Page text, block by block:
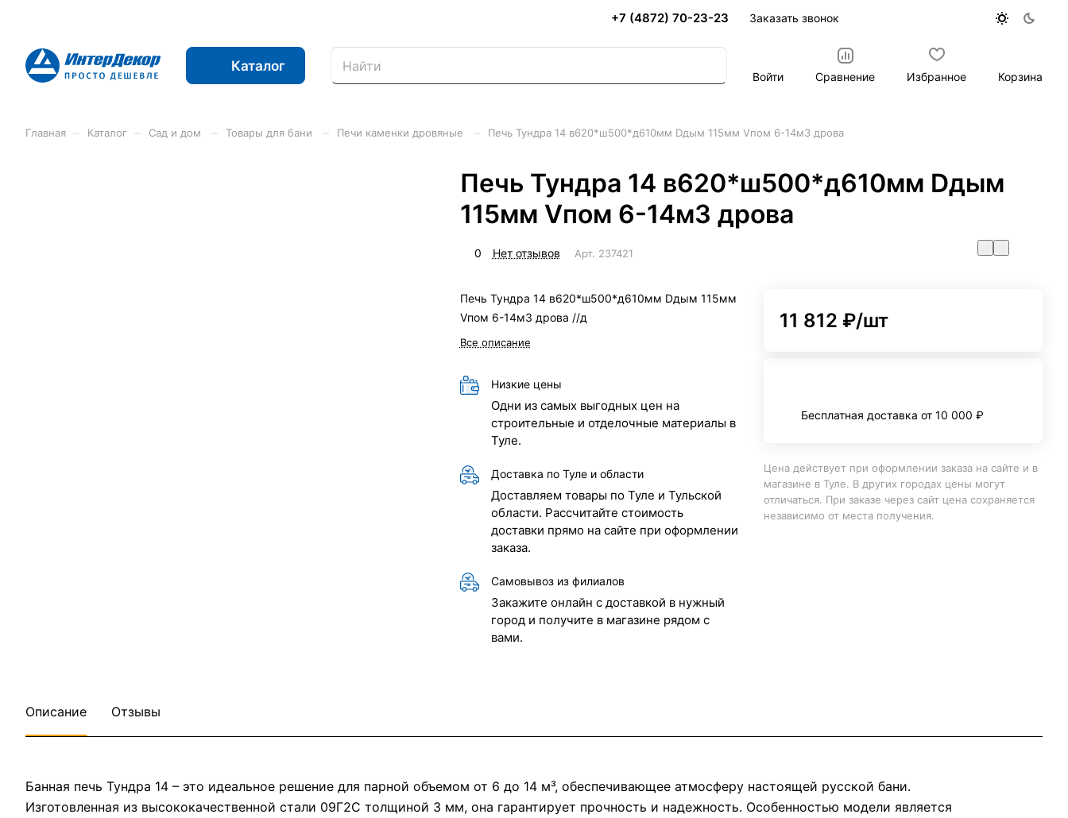
+7 (4872) 70-23-23 Заказать звонок
Каталог
Войти Сравнение Избранное Корзина
Главная Каталог Сад и дом Товары для бани Печи каменки дровяные Печь Тундра 14 в620*ш500*д610мм Dдым 115мм Vпом 6-14м3 дрова
Печь Тундра 14 в620*ш500*д610мм Dдым
115мм Vпом 6-14м3 дрова
0 Нет отзывов Арт. 237421
Печь Тундра 14 в620*ш500*д610мм Dдым 115мм
Vпом 6-14м3 дрова //д
Все описание
Низкие цены
Одни из самых выгодных цен на
строительные и отделочные материалы в
Туле.
Доставка по Туле и области
Доставляем товары по Туле и Тульской
области. Рассчитайте стоимость
доставки прямо на сайте при оформлении
заказа.
Самовывоз из филиалов
Закажите онлайн с доставкой в нужный
город и получите в магазине рядом с
вами.
11 812 ₽/шт
Бесплатная доставка от 10 000 ₽
Цена действует при оформлении заказа на сайте и в
магазине в Туле. В других городах цены могут
отличаться. При заказе через сайт цена сохраняется
независимо от места получения.
Описание Отзывы
Банная печь Тундра 14 – это идеальное решение для пaрной объемом от 6 до 14 м³, обеспечивающее атмосферу настоящей русской бани.
Изготовленная из высококачественной стали 09Г2С толщиной 3 мм, она гарантирует прочность и надежность. Особенностью модели является